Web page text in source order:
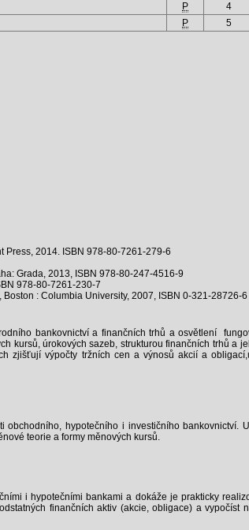
P 4
P 5
Press, 2014. ISBN 978-80-7261-279-6
Grada, 2013, ISBN 978-80-247-4516-9
978-80-7261-230-7
: Columbia University, 2007, ISBN 0-321-28726-6
bankovnictví a finančních trhů a osvětlení
kursů, úrokových sazeb, strukturou finančních trhů a
zjišťují výpočty tržních cen a výnosů akcií a
hypotečního i investičního bankovnictví.
teorie a formy měnových kursů.
i hypotečními bankami a dokáže je prakticky
finančních aktiv (akcie, obligace) a vypočíst